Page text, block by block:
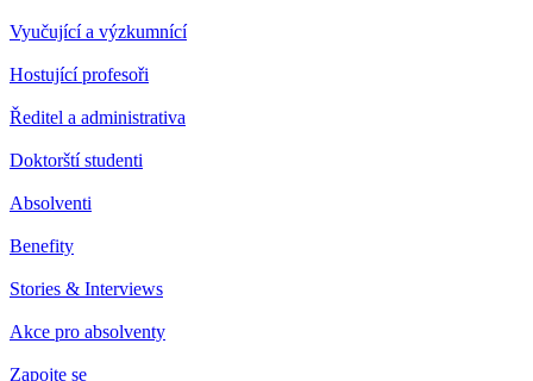
Vyučující a výzkumnící
Hostující profesoři
Ředitel a administrativa
Doktorští studenti
Absolventi
Benefity
Stories & Interviews
Akce pro absolventy
Zapojte se